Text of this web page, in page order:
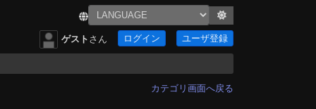
ゲスト さん ログイン ユーザ登録
カテゴリ画面へ戻る